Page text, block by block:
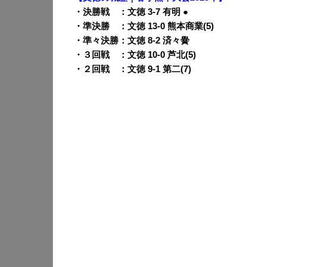
・決勝戦 ：文徳 3-7 有明 ●
・準決勝 ：文徳 13-0 熊本商業(5)
・準々決勝：文徳 8-2 済々黌
・３回戦 ：文徳 10-0 芦北(5)
・２回戦 ：文徳 9-1 第二(7)